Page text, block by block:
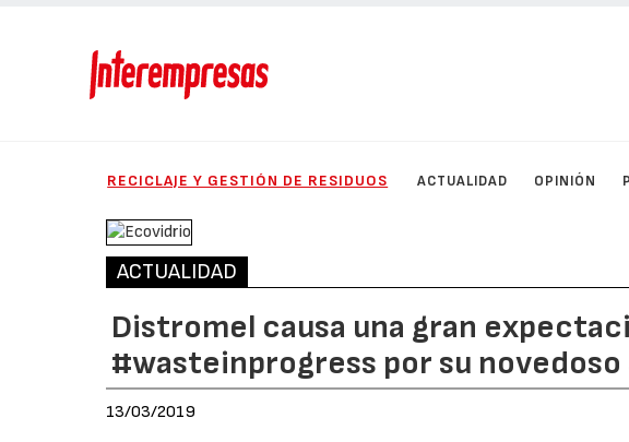
RECICLAJE Y GESTIÓN DE RESIDUOS ACTUALIDAD OPINIÓN
ACTUALIDAD
Distromel causa una gran
#wasteinprogress por su novedoso
13/03/2019